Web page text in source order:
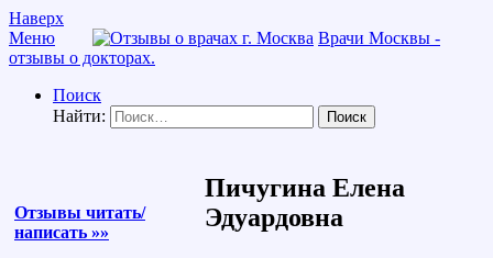
Наверх
Меню
Врачи Москвы -
отзывы о докторах.
Поиск
Найти:
Отзывы читать/
написать »»
Пичугина Елена
Эдуардовна